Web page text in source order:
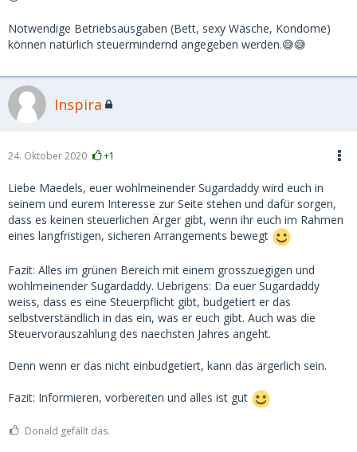
Notwendige Betriebsausgaben (Bett, sexy Wäsche, Kondome)
können natürlich steuermindernd angegeben werden.😅😅
Inspira
24. Oktober 2020 +1
Liebe Maedels, euer wohlmeinender Sugardaddy wird euch in
seinem und eurem Interesse zur Seite stehen und dafür sorgen,
dass es keinen steuerlichen Ärger gibt, wenn ihr euch im Rahmen
eines langfristigen, sicheren Arrangements bewegt
Fazit: Alles im grünen Bereich mit einem grosszuegigen und
wohlmeinender Sugardaddy. Uebrigens: Da euer Sugardaddy
weiss, dass es eine Steuerpflicht gibt, budgetiert er das
selbstverständlich in das ein, was er euch gibt. Auch was die
Steuervorauszahlung des naechsten Jahres angeht.
Denn wenn er das nicht einbudgetiert, kann das ärgerlich sein.
Fazit: Informieren, vorbereiten und alles ist gut
Donald gefällt das.